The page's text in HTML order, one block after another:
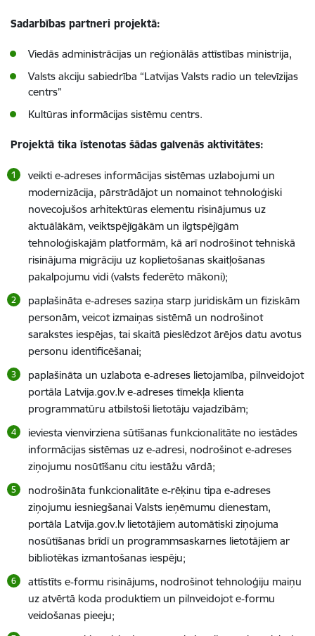
Sadarbības partneri projektā:
Viedās administrācijas un reģionālās attīstības ministrija,
Valsts akciju sabiedrība “Latvijas Valsts radio un televīzijas
centrs”
Kultūras informācijas sistēmu centrs.
Projektā tika īstenotas šādas galvenās aktivitātes:
veikti e‑adreses informācijas sistēmas uzlabojumi un
modernizācija, pārstrādājot un nomainot tehnoloģiski
novecojušos arhitektūras elementu risinājumus uz
aktuālākām, veiktspējīgākām un ilgtspējīgām
tehnoloģiskajām platformām, kā arī nodrošinot tehniskā
risinājuma migrāciju uz koplietošanas skaitļošanas
pakalpojumu vidi (valsts federēto mākoni);
paplašināta e‑adreses saziņa starp juridiskām un fiziskām
personām, veicot izmaiņas sistēmā un nodrošinot
sarakstes iespējas, tai skaitā pieslēdzot ārējos datu avotus
personu identificēšanai;
paplašināta un uzlabota e‑adreses lietojamība, pilnveidojot
portāla Latvija.gov.lv e‑adreses tīmekļa klienta
programmatūru atbilstoši lietotāju vajadzībām;
ieviesta vienvirziena sūtīšanas funkcionalitāte no iestādes
informācijas sistēmas uz e‑adresi, nodrošinot e‑adreses
ziņojumu nosūtīšanu citu iestāžu vārdā;
nodrošināta funkcionalitāte e‑rēķinu tipa e‑adreses
ziņojumu iesniegšanai Valsts ieņēmumu dienestam,
portāla Latvija.gov.lv lietotājiem automātiski ziņojuma
nosūtīšanas brīdī un programmsaskarnes lietotājiem ar
bibliotēkas izmantošanas iespēju;
attīstīts e‑formu risinājums, nodrošinot tehnoloģiju maiņu
uz atvērtā koda produktiem un pilnveidojot e‑formu
veidošanas pieeju;